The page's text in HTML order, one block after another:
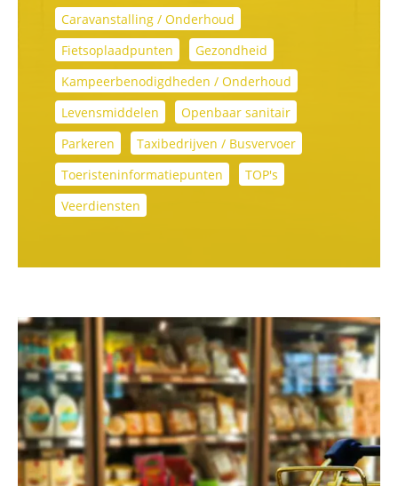
Caravanstalling / Onderhoud
Fietsoplaadpunten
Gezondheid
Kampeerbenodigdheden / Onderhoud
Levensmiddelen
Openbaar sanitair
Parkeren
Taxibedrijven / Busvervoer
Toeristeninformatiepunten
TOP's
Veerdiensten